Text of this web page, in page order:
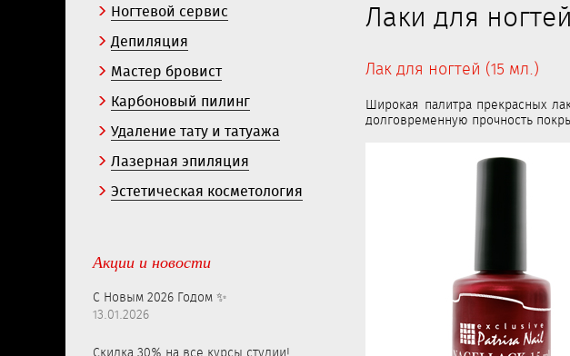
Лаки для ногтей
Лак для ногтей (15 мл.)
Широкая палитра прекрасных
долговременную прочность
Ногтевой сервис
Депиляция
Мастер бровист
Карбоновый пилинг
Удаление тату и татуажа
Лазерная эпиляция
Эстетическая косметология
Акции и новости
С Новым 2026 Годом ✨
13.01.2026
Скидка 30% на все курсы студии!